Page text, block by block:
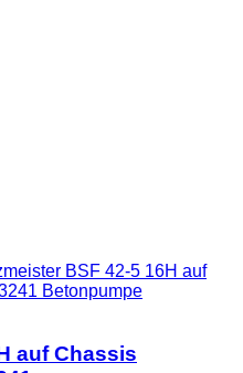
BSF 42-5 16H auf
Betonpumpe
auf Chassis